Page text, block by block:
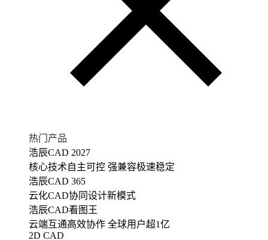
热门产品
浩辰CAD 2027
核心技术自主可控 强兼容极速稳定
浩辰CAD 365
云化CAD协同设计新模式
浩辰CAD看图王
云端互通高效协作 全球用户超1亿
2D CAD